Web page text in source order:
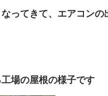
ってきて、エアコン
場の屋根の様子です